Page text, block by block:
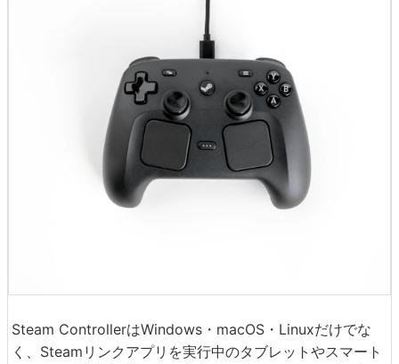
Steam ControllerはWindows・macOS・Linuxだけでな
く、Steamリンクアプリを実行中のタブレットやスマート